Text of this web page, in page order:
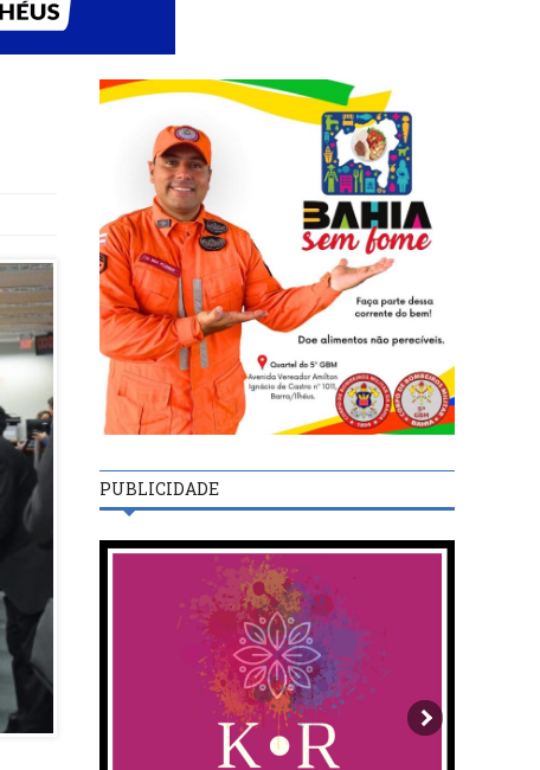
PUBLICIDADE